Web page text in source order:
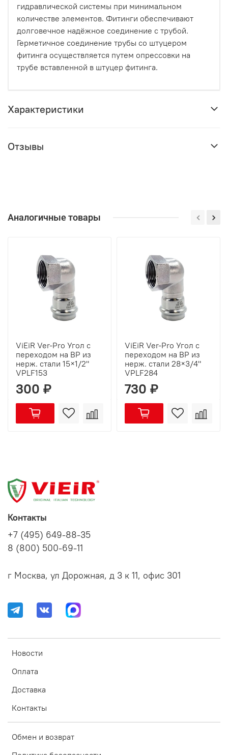
гидравлической системы при минимальном
количестве элементов. Фитинги обеспечивают
долговечное надёжное соединение с трубой.
Герметичное соединение трубы со штуцером
фитинга осуществляется путем опрессовки на
трубе вставленной в штуцер фитинга.
Характеристики
Отзывы
Аналогичные товары
ViEiR Ver-Pro Угол с
переходом на ВР из
нерж. стали 15×1/2"
VPLF153
300 ₽
ViEiR Ver-Pro Угол с
переходом на ВР из
нерж. стали 28×3/4"
VPLF284
730 ₽
Новости
Оплата
Доставка
Контакты
Обмен и возврат
Контакты
+7 (495) 649-88-35
8 (800) 500-69-11
г Москва, ул Дорожная, д 3 к 11, офис 301